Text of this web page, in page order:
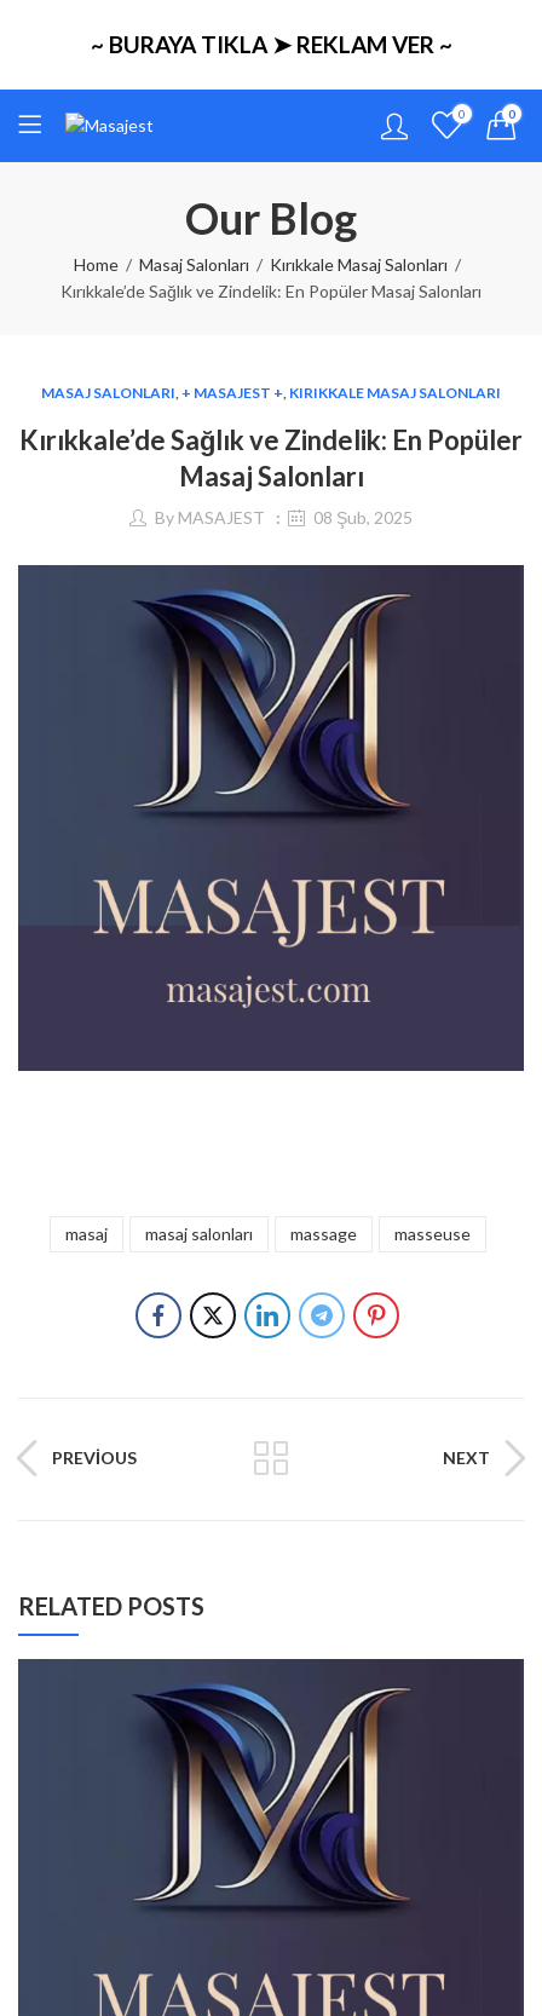
~ BURAYA TIKLA ➤ REKLAM VER ~
0 0
Our Blog
Home Masaj Salonları
Kırıkkale Masaj Salonları
Kırıkkale’de Sağlık ve Zindelik: En Popüler Masaj Salonları
MASAJ SALONLARI, + MASAJEST +, KIRIKKALE MASAJ SALONLARI
Kırıkkale’de Sağlık ve Zindelik: En Popüler
Masaj Salonları
By MASAJEST 08 Şub, 2025
masaj masaj salonları massage masseuse
PREVIOUS NEXT
RELATED POSTS